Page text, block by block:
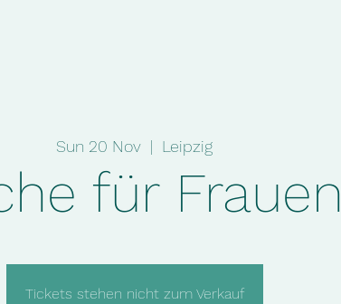
Sun 20 Nov
  |
Leipzig
für Frauen
Tickets stehen nicht zum Verkauf